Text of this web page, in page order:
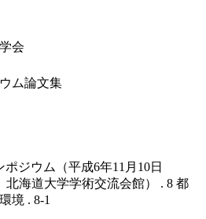
会
ム論文集
ジウム（平成6年11月10日
北海道大学学術交流会館） . 8 都
境 . 8-1